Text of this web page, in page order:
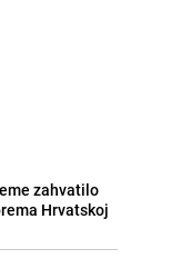
zahvatilo
Hrvatskoj